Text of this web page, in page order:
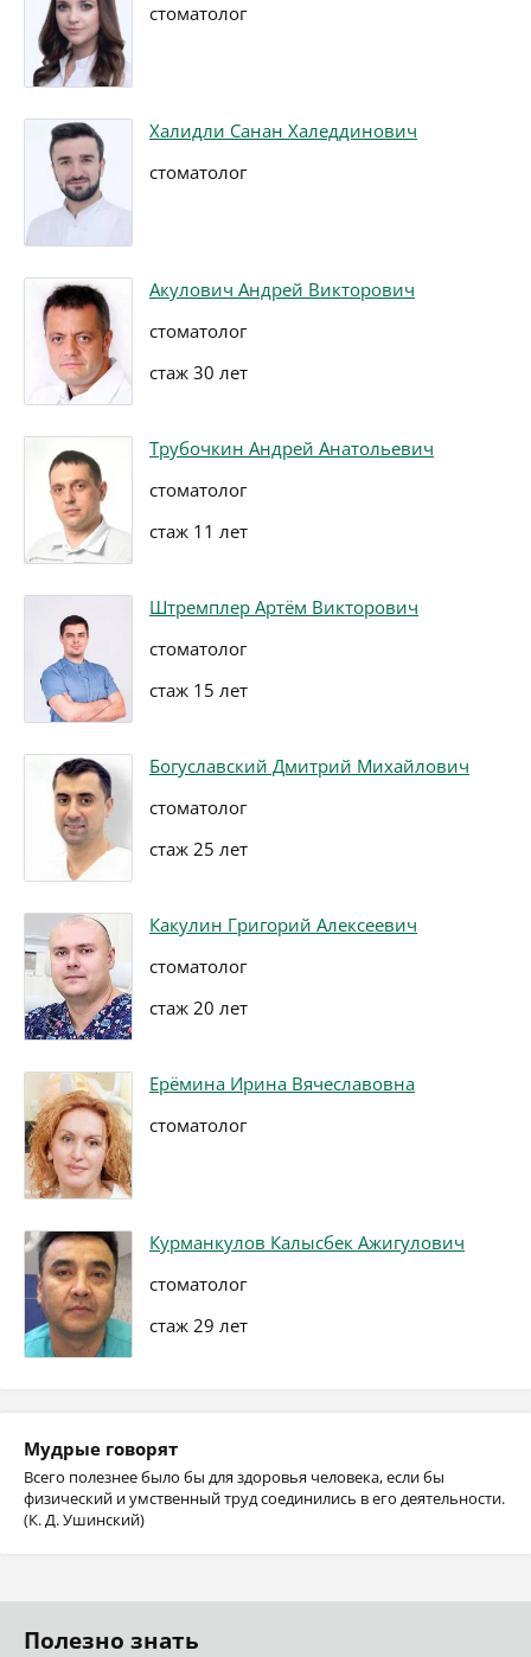
стоматолог
Халидли Санан Халеддинович
стоматолог
Акулович Андрей Викторович
стоматолог
стаж 30 лет
Трубочкин Андрей Анатольевич
стоматолог
стаж 11 лет
Штремплер Артём Викторович
стоматолог
стаж 15 лет
Богуславский Дмитрий Михайлович
стоматолог
стаж 25 лет
Какулин Григорий Алексеевич
стоматолог
стаж 20 лет
Ерёмина Ирина Вячеславовна
стоматолог
Курманкулов Калысбек Ажигулович
стоматолог
стаж 29 лет
Мудрые говорят
Всего полезнее было бы для здоровья человека, если бы
физический и умственный труд соединились в его деятельности.
(К. Д. Ушинский)
Полезно знать